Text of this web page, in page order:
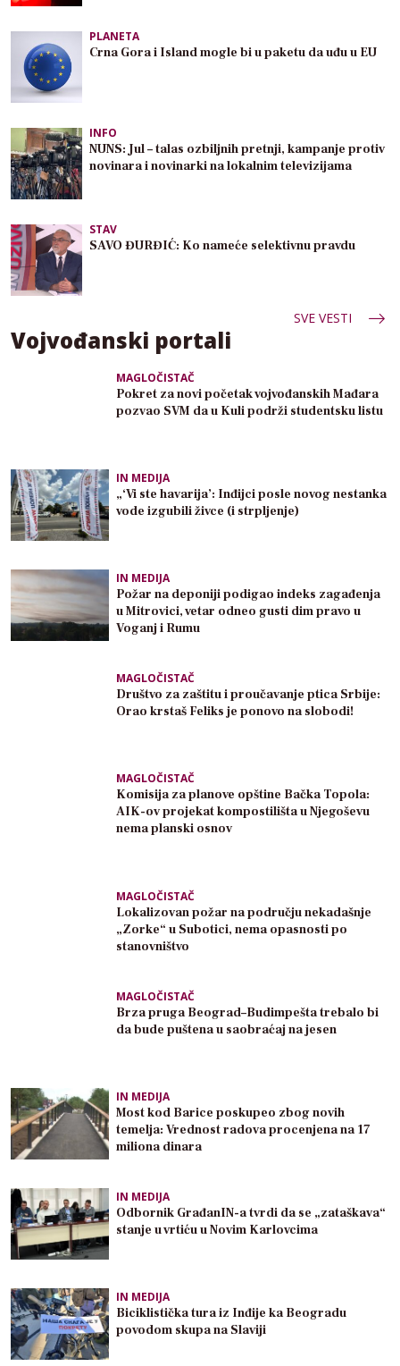
PLANETA
Crna Gora i Island mogle bi u paketu da uđu u EU
INFO
NUNS: Jul – talas ozbiljnih pretnji, kampanje protiv
novinara i novinarki na lokalnim televizijama
STAV
SAVO ĐURĐIĆ: Ko nameće selektivnu pravdu
SVE VESTI
Vojvođanski portali
MAGLOČISTAČ
Pokret za novi početak vojvođanskih Mađara
pozvao SVM da u Kuli podrži studentsku listu
IN MEDIJA
„‘Vi ste havarija’: Inđijci posle novog nestanka
vode izgubili živce (i strpljenje)
IN MEDIJA
Požar na deponiji podigao indeks zagađenja
u Mitrovici, vetar odneo gusti dim pravo u
Voganj i Rumu
MAGLOČISTAČ
Društvo za zaštitu i proučavanje ptica Srbije:
Orao krstaš Feliks je ponovo na slobodi!
MAGLOČISTAČ
Komisija za planove opštine Bačka Topola:
AIK-ov projekat kompostilišta u Njegoševu
nema planski osnov
MAGLOČISTAČ
Lokalizovan požar na području nekadašnje
„Zorke“ u Subotici, nema opasnosti po
stanovništvo
MAGLOČISTAČ
Brza pruga Beograd–Budimpešta trebalo bi
da bude puštena u saobraćaj na jesen
IN MEDIJA
Most kod Barice poskupeo zbog novih
temelja: Vrednost radova procenjena na 17
miliona dinara
IN MEDIJA
Odbornik GrađanIN-a tvrdi da se „zataškava“
stanje u vrtiću u Novim Karlovcima
IN MEDIJA
Biciklistička tura iz Inđije ka Beogradu
povodom skupa na Slaviji